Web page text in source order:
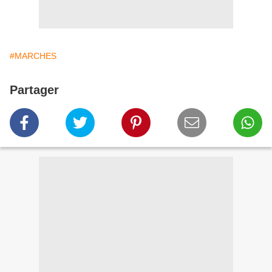
#MARCHES
Partager